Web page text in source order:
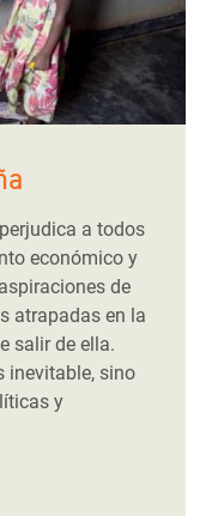
a todos
económico y
de
atrapadas en la
salir de ella.
inevitable, sino
y